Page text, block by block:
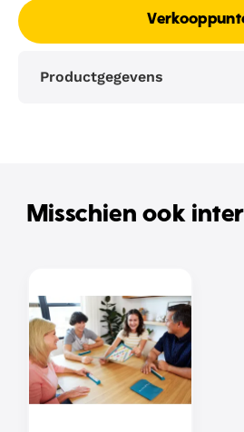
Productgegevens
Misschien ook